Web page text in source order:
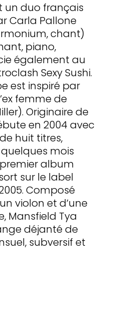
un duo français
Carla Pallone
chant)
piano,
également au
Sexy Sushi.
est inspiré par
femme de
Originaire de
en 2004 avec
huit titres,
quelques mois
album
sur le label
Composé
violon et d’une
Mansfield Tya
déjanté de
subversif et